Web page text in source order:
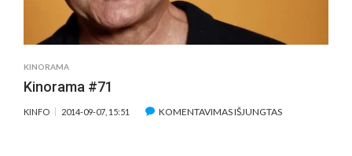
KINORAMA
Kinorama #71
KINFO 2014-09-07, 15:51 KOMENTAVIMAS IŠJUNGTASĮRAŠE